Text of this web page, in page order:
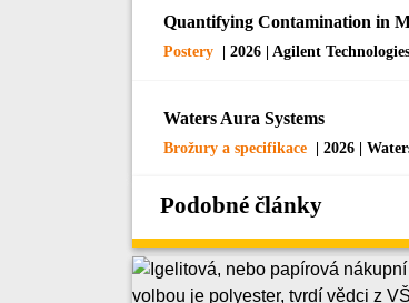
Quantifying Contamination in
Postery | 2026 | Agilent
Waters Aura Systems
Brožury a specifikace | 2026 |
Podobné články